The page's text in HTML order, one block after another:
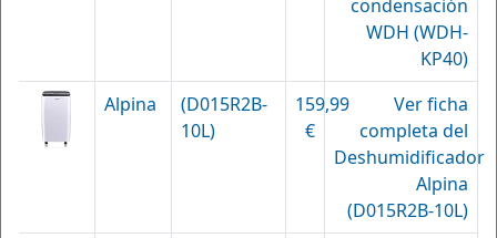
condensación
WDH (WDH-
KP40)
Alpina
(D015R2B-
10L)
159,99
€
Ver ficha
completa del
Deshumidificador
Alpina
(D015R2B-10L)